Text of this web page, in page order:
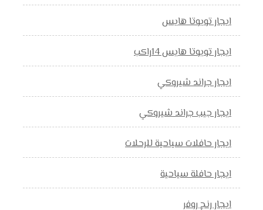
ايجار تويوتا هايس
ايجار تويوتا هايس 14راكب
ايجار جراند شيروكي
ايجار جيب جراند شيروكي
ايجار حافلات سياحية للرحلات
ايجار حافلة سياحية
ايجار رنج روفر